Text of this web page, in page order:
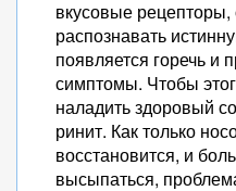
вкусовые
распознавать
появляется горечь и
симптомы. Чтобы
наладить здоровый
ринит. Как только
восстановится, и
высыпаться,